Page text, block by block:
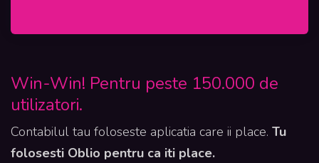
Win-Win! Pentru peste 150.000 de
utilizatori.
Contabilul tau foloseste aplicatia care ii place. Tu
folosesti Oblio pentru ca iti place.